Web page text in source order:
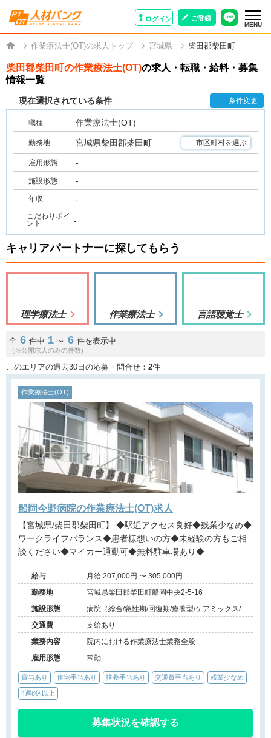
ログイン ご登録
MENU
作業療法士(OT)の求人トップ 宮城県 柴田郡柴田町
柴田郡柴田町の作業療法士(OT)の求人・転職・給料・募集
情報一覧
現在選択されている条件 条件変更
職種 作業療法士(OT)
勤務地 宮城県柴田郡柴田町 市区町村を選ぶ
雇用形態 -
施設形態 -
年収 -
こだわりポイ
ント
-
キャリアパートナーに探してもらう
理学療法士 作業療法士 言語聴覚士
全 6 件中 1 ～ 6 件を表示中
(※公開求人のみの件数)
このエリアの過去30日の応募・問合せ： 2件
作業療法士(OT)
船岡今野病院の作業療法士(OT)求人
【宮城県/柴田郡柴田町】 ◆駅近アクセス良好◆残業少なめ◆
ワークライフバランス◆患者様想いの方◆未経験の方もご相
談ください◆マイカー通勤可◆無料駐車場あり◆
給与
月給 207,000円 〜 305,000円
勤務地
宮城県柴田郡柴田町船岡中央2-5-16
施設形態
病院（総合/急性期/回復期/療養型/ケアミックス/外
来）、その他（その他）
交通費
支給あり
業務内容
院内における作業療法士業務全般
雇用形態
常勤
賞与あり 住宅手当あり 扶養手当あり 交通費手当あり 残業少なめ
4週8休以上
募集状況を確認する